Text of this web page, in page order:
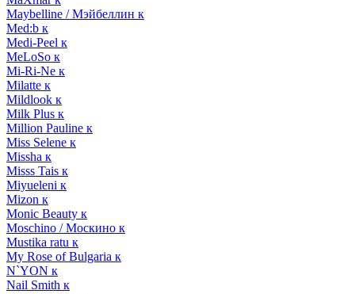
Maybelline / Мэйбеллин к
Med:b к
Medi-Peel к
MeLoSo к
Mi-Ri-Ne к
Milatte к
Mildlook к
Milk Plus к
Million Pauline к
Miss Selene к
Missha к
Misss Tais к
Miyueleni к
Mizon к
Monic Beauty к
Moschino / Москино к
Mustika ratu к
My Rose of Bulgaria к
N`YON к
Nail Smith к